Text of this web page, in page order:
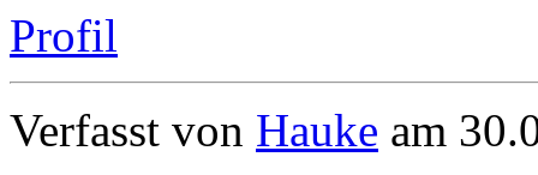
Profil
Verfasst von Hauke am